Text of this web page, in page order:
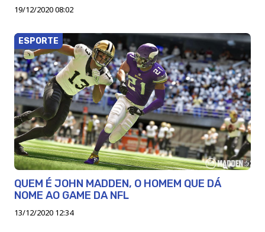
19/12/2020 08:02
ESPORTE
QUEM É JOHN MADDEN, O HOMEM QUE DÁ
NOME AO GAME DA NFL
13/12/2020 12:34